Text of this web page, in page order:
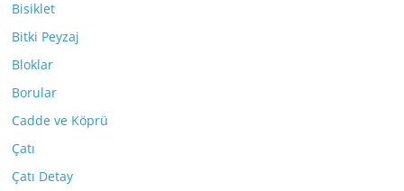
Bisiklet
Bitki Peyzaj
Bloklar
Borular
Cadde ve Köprü
Çatı
Çatı Detay